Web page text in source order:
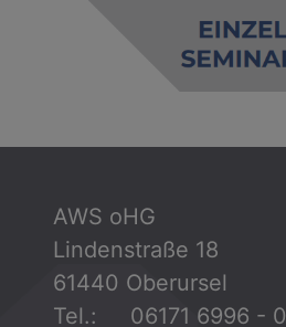
AWS oHG
Lindenstraße 18
61440 Oberursel
Tel.: 06171 6996 - 0